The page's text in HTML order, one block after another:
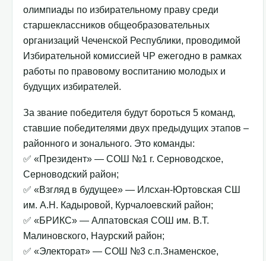
олимпиады по избирательному праву среди
старшеклассников общеобразовательных
организаций Чеченской Республики, проводимой
Избирательной комиссией ЧР ежегодно в рамках
работы по правовому воспитанию молодых и
будущих избирателей.
За звание победителя будут бороться 5 команд,
ставшие победителями двух предыдущих этапов –
районного и зонального. Это команды:
✅ «Президент» — СОШ №1 г. Серноводское,
Серноводский район;
✅ «Взгляд в будущее» — Илсхан-Юртовская СШ
им. А.Н. Кадыровой, Курчалоевский район;
✅ «БРИКС» — Алпатовская СОШ им. В.Т.
Малиновского, Наурский район;
✅ «Электорат» — СОШ №3 с.п.Знаменское,